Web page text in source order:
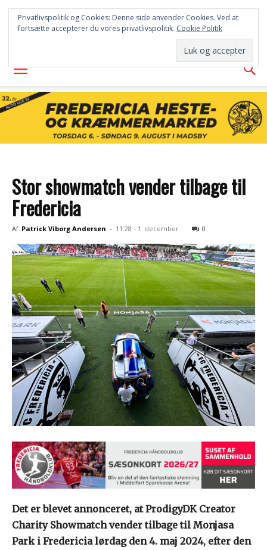
FREDERICIA
AVISEN
Stor showmatch vender tilbage til
Fredericia
Af Patrick Viborg Andersen - 11:28 - 1. december 0
Det er blevet annonceret, at ProdigyDK Creator
Charity Showmatch vender tilbage til Monjasa
Park i Fredericia lørdag den 4. maj 2024, efter den
Privatlivspolitik og Cookies: Denne side anvender Cookies. Ved at
fortsætte accepterer du vores privatlivspolitik. Cookie Politik